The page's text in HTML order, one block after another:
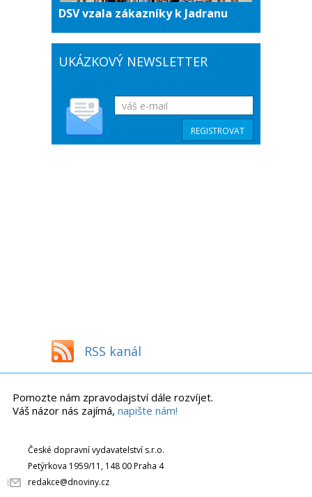
DSV vzala zákazníky k Jadranu
UKÁZKOVÝ NEWSLETTER
RSS kanál
Pomozte nám zpravodajství dále rozvíjet.
Váš názor nás zajímá, napište nám!
České dopravní vydavatelství s.r.o.
Petýrkova 1959/11, 148 00 Praha 4
redakce@dnoviny.cz